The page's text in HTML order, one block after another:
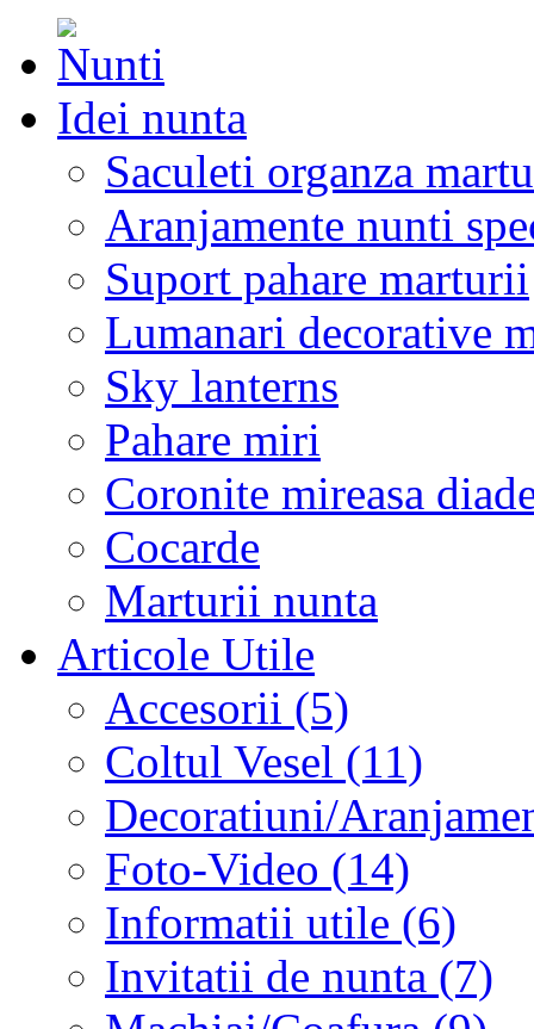
Idei nunta
Saculeti organza
Aranjamente nunti
Suport pahare marturii
Lumanari decorative
Sky lanterns
Pahare miri
Coronite mireasa
Cocarde
Marturii nunta
Articole Utile
Accesorii (5)
Coltul Vesel (11)
Decoratiuni/
Foto-Video (14)
Informatii utile (6)
Invitatii de nunta (7)